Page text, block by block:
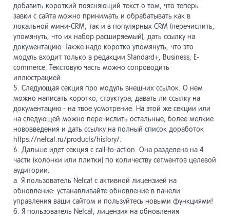
добавить короткий поясняющий текст о том, что теперь
завки с сайта можно принимать и обрабатывать как в
локальной мини-CRM, так и в популярных CRM (перечислить,
упомянуть, что их набор расширяемый), дать ссылку на
документацию. Также надо коротко упомянуть, что это
модуль входит только в редакции Standard+, Business, E-
commerce. Текстовую часть можно сопроводить
иллюстрацией.
5. Следующая секция про модуль внешних ссылок. О нем
можно написать коротко, структура, давать ли ссылку на
документацию - на твое усмотрение. На этой же секции или
на следующей можно перечислить остальные, более мелкие
нововведения и дать ссылку на полный список доработок
https://netcat.ru/products/history/.
6. Дальше идет секция с call-to-action. Она разделена на 4
части (колонки или плитки) по количеству сегментов целевой
аудитории:
а. Я пользователь Netcat c активной лицензией на
обновление: устанавливайте обновление в панели
управления ваши сайтом и пользуйтесь новыми функциями!
б. Я пользователь Netcat, лицензия на обновления